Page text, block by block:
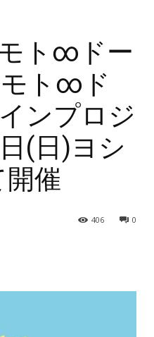
ト∞ドー
ト∞ド
ンプロジ
(日)ヨシ
催
0
406